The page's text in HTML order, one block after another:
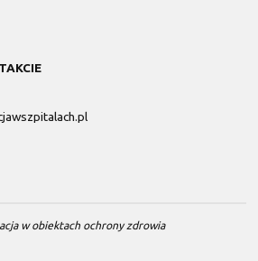
w obiektach ochrony zdrowia